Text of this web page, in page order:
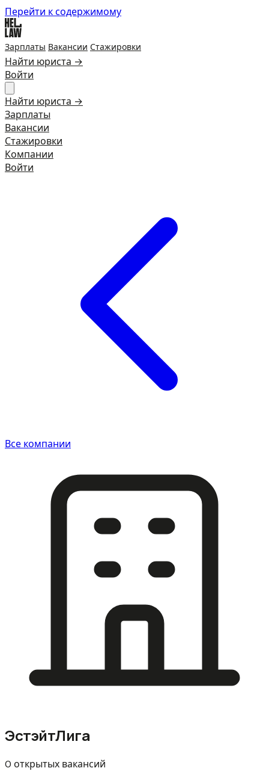
Перейти к содержимому
Зарплаты Вакансии Стажировки
Найти юриста →
Войти
Найти юриста →
Зарплаты
Вакансии
Стажировки
Компании
Войти
Все компании
ЭстэйтЛига
0 открытых вакансий